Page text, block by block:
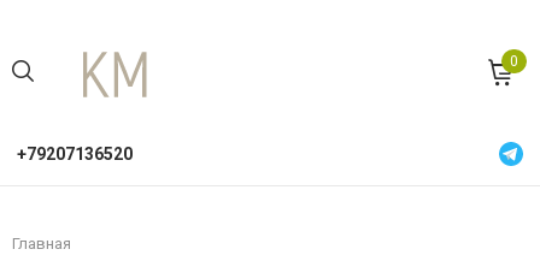
0
+79207136520
Главная